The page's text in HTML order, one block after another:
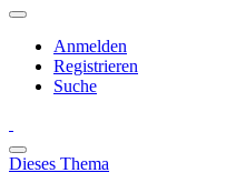
Anmelden
Registrieren
Suche
Dieses Thema